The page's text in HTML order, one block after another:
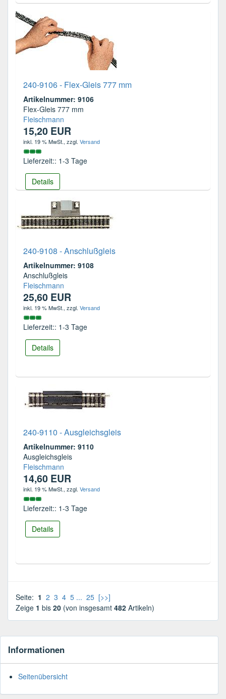
240-9106 - Flex-Gleis 777 mm
Artikelnummer: 9106
Flex-Gleis 777 mm
Fleischmann
15,20 EUR
inkl. 19 % MwSt., zzgl. Versand
Lieferzeit:: 1-3 Tage
Details
240-9108 - Anschlußgleis
Artikelnummer: 9108
Anschlußgleis
Fleischmann
25,60 EUR
inkl. 19 % MwSt., zzgl. Versand
Lieferzeit:: 1-3 Tage
Details
240-9110 - Ausgleichsgleis
Artikelnummer: 9110
Ausgleichsgleis
Fleischmann
14,60 EUR
inkl. 19 % MwSt., zzgl. Versand
Lieferzeit:: 1-3 Tage
Details
Seite: 1 2 3 4 5 ... 25 [>>]
Zeige 1 bis 20 (von insgesamt 482 Artikeln)
Informationen
Seitenübersicht